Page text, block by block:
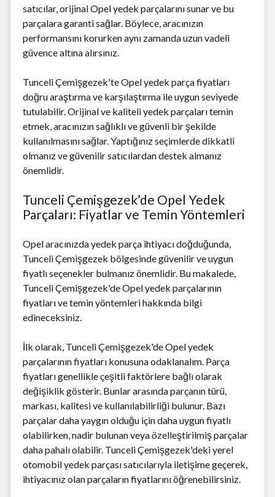
satıcılar, orijinal Opel yedek parçalarını sunar ve bu
parçalara garanti sağlar. Böylece, aracınızın
performansını korurken aynı zamanda uzun vadeli
güvence altına alırsınız.
Tunceli Çemişgezek'te Opel yedek parça fiyatları
doğru araştırma ve karşılaştırma ile uygun seviyede
tutulabilir. Orijinal ve kaliteli yedek parçaları temin
etmek, aracınızın sağlıklı ve güvenli bir şekilde
kullanılmasını sağlar. Yaptığınız seçimlerde dikkatli
olmanız ve güvenilir satıcılardan destek almanız
önemlidir.
Tunceli Çemişgezek’de Opel Yedek
Parçaları: Fiyatlar ve Temin Yöntemleri
Opel aracınızda yedek parça ihtiyacı doğduğunda,
Tunceli Çemişgezek bölgesinde güvenilir ve uygun
fiyatlı seçenekler bulmanız önemlidir. Bu makalede,
Tunceli Çemişgezek'de Opel yedek parçalarının
fiyatları ve temin yöntemleri hakkında bilgi
edineceksiniz.
İlk olarak, Tunceli Çemişgezek'de Opel yedek
parçalarının fiyatları konusuna odaklanalım. Parça
fiyatları genellikle çeşitli faktörlere bağlı olarak
değişiklik gösterir. Bunlar arasında parçanın türü,
markası, kalitesi ve kullanılabilirliği bulunur. Bazı
parçalar daha yaygın olduğu için daha uygun fiyatlı
olabilirken, nadir bulunan veya özelleştirilmiş parçalar
daha pahalı olabilir. Tunceli Çemişgezek'deki yerel
otomobil yedek parçası satıcılarıyla iletişime geçerek,
ihtiyacınız olan parçaların fiyatlarını öğrenebilirsiniz.